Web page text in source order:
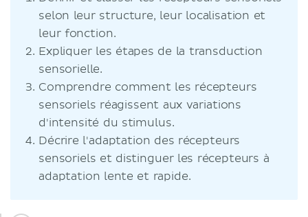
selon leur structure, leur localisation et
leur fonction.
Expliquer les étapes de la transduction
sensorielle.
Comprendre comment les récepteurs
sensoriels réagissent aux variations
d'intensité du stimulus.
Décrire l'adaptation des récepteurs
sensoriels et distinguer les récepteurs à
adaptation lente et rapide.